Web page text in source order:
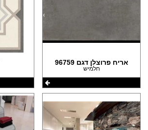
אריח פרוצלן דגם 96759
חלמיש